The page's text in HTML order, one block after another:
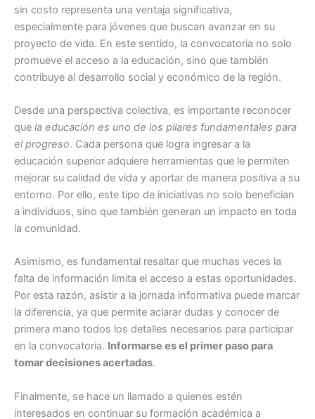
sin costo representa una ventaja significativa,
especialmente para jóvenes que buscan avanzar en su
proyecto de vida. En este sentido, la convocatoria no solo
promueve el acceso a la educación, sino que también
contribuye al desarrollo social y económico de la región.
Desde una perspectiva colectiva, es importante reconocer
que la educación es uno de los pilares fundamentales para
el progreso. Cada persona que logra ingresar a la
educación superior adquiere herramientas que le permiten
mejorar su calidad de vida y aportar de manera positiva a su
entorno. Por ello, este tipo de iniciativas no solo benefician
a individuos, sino que también generan un impacto en toda
la comunidad.
Asimismo, es fundamental resaltar que muchas veces la
falta de información limita el acceso a estas oportunidades.
Por esta razón, asistir a la jornada informativa puede marcar
la diferencia, ya que permite aclarar dudas y conocer de
primera mano todos los detalles necesarios para participar
en la convocatoria. Informarse es el primer paso para
tomar decisiones acertadas.
Finalmente, se hace un llamado a quienes estén
interesados en continuar su formación académica a